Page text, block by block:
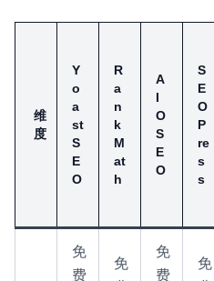
维
度
Y
o
a
st
S
E
O
R
a
n
k
M
at
h
A
I
O
S
E
O
S
E
O
P
re
s
s
免
费
免
免
费
免